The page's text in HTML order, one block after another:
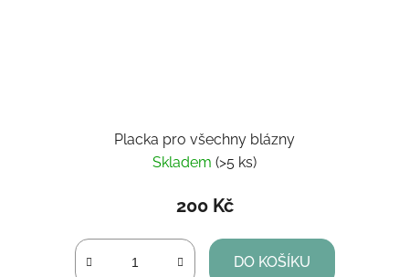
Placka pro všechny blázny
Skladem (>5 ks)
200 Kč
DO KOŠÍKU